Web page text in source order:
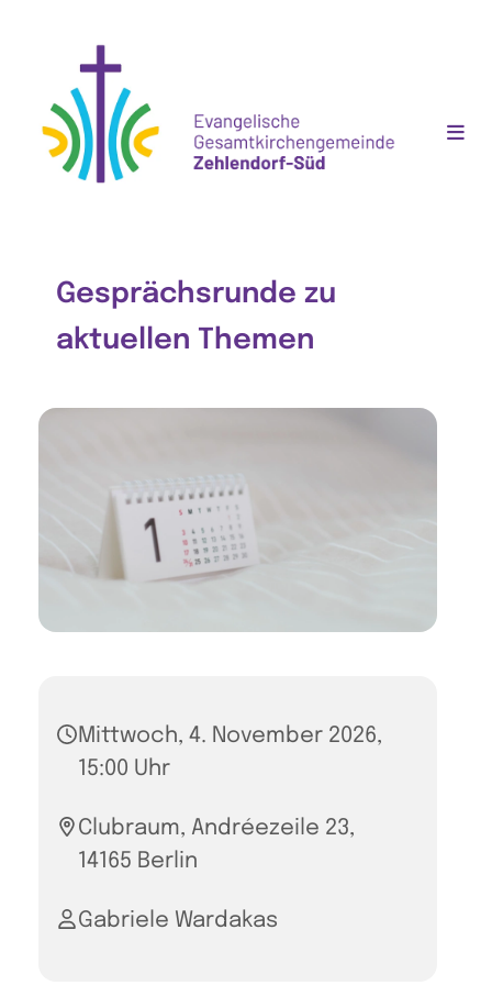
Gesprächsrunde zu
aktuellen Themen
Mittwoch, 4. November 2026,
15:00 Uhr
Clubraum, Andréezeile 23,
14165 Berlin
Gabriele Wardakas